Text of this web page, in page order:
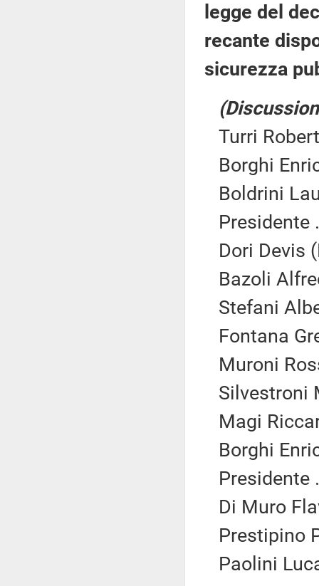
legge del
recante
sicurezza
Turri
Borghi
Boldrini
Presidente
Dori Devis
Bazoli
Stefani
Fontana
Muroni
Silvestroni
Magi
Borghi
Presidente
Di Muro
Prestipino
Paolini